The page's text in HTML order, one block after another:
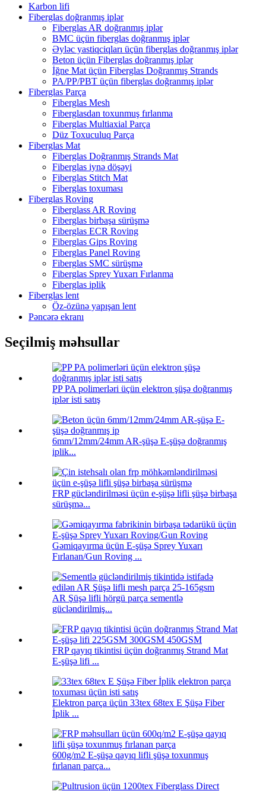
Karbon lifi
Fiberglas doğranmış iplər
Fiberglas AR doğranmış iplər
BMC üçün fiberglas doğranmış iplər
Əyləc yastiqciqları üçün fiberglas doğranmış iplər
Beton üçün Fiberglas doğranmış iplər
İğne Mat üçün Fiberglas Doğranmış Strands
PA/PP/PBT üçün fiberglas doğranmış iplər
Fiberglas Parça
Fiberglas Mesh
Fiberglasdan toxunmuş fırlanma
Fiberglas Multiaxial Parça
Düz Toxuculuq Parça
Fiberglas Mat
Fiberglas Doğranmış Strands Mat
Fiberglas iynə döşəyi
Fiberglas Stitch Mat
Fiberglas toxuması
Fiberglas Roving
Fiberglass AR Roving
Fiberglas birbaşa sürüşmə
Fiberglas ECR Roving
Fiberglas Gips Roving
Fiberglas Panel Roving
Fiberglas SMC sürüşmə
Fiberglas Sprey Yuxarı Fırlanma
Fiberglas iplik
Fiberglas lent
Öz-özünə yapışan lent
Pəncərə ekranı
Seçilmiş məhsullar
PP PA polimerləri üçün elektron şüşə doğranmış
iplər isti satış
6mm/12mm/24mm AR-şüşə E-şüşə doğranmış
iplik...
FRP gücləndirilməsi üçün e-şüşə lifli şüşə birbaşa
sürüşmə...
Gəmiqayırma üçün E-şüşə Sprey Yuxarı
Fırlanan/Gun Roving ...
AR Şüşə lifli hörgü parça sementlə
gücləndirilmiş...
FRP qayıq tikintisi üçün doğranmış Strand Mat
E-şüşə lifi ...
Elektron parça üçün 33tex 68tex E Şüşə Fiber
İplik ...
600g/m2 E-şüşə qayıq lifli şüşə toxunmuş
fırlanan parça...